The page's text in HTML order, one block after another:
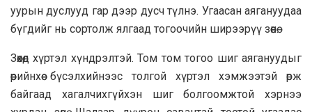
уурын дуслууд гар дээр дусч түлнэ. Угаасан аягануудаа
бүгдийг нь сортолж ялгаад тогоочийн ширээрүү зѳѳнѳ.
Зѳѳхѳд хүртэл хүндрэлтэй. Том том тогоо шиг аягануудыг
ѳѳрийнхѳѳ бүсэлхийнээс толгой хүртэл хэмжээтэй ѳрж
байгаад хагалчихгүйхэн шиг болгоомжтой хэрнээ